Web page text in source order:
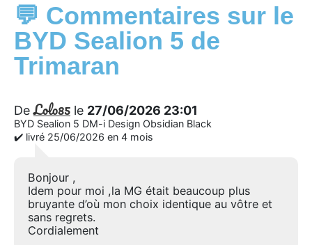
💬 Commentaires sur le
BYD Sealion 5 de
Trimaran
DeLolo85 le 27/06/2026 23:01
BYD Sealion 5 DM-i Design Obsidian Black
✔️ livré 25/06/2026 en 4 mois
Bonjour ,
Idem pour moi ,la MG était beaucoup plus
bruyante d’où mon choix identique au vôtre et
sans regrets.
Cordialement